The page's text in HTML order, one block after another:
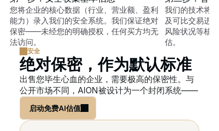
您将企业的核心数据（行业、营业额、盈利
能力）录入我们的安全系统。我们保证绝对
保密——未经您的明确授权，任何买方均无
法访问。
我们的技术将
及可比交易进
风险状况等核
估。
安全
绝对保密，作为默认标准
出售您毕生心血的企业，需要极高的保密性。与
公开市场不同，AION被设计为一个封闭系统——
启动免费AI估值